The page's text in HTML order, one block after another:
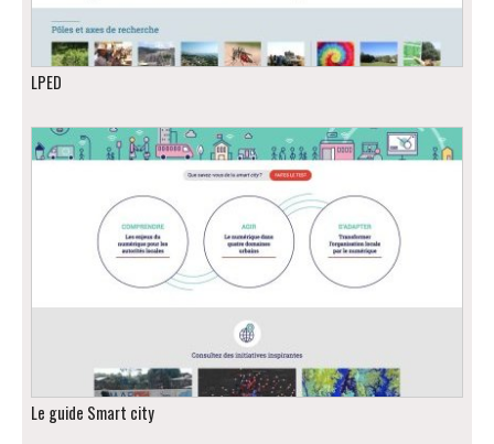
LPED
Le guide Smart city